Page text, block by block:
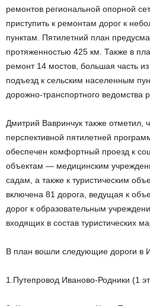
ремонтов региональной опорной
приступить к ремонтам дорог к
пунктам. Пятилетний план
протяженностью 425 км. Также в
ремонт 14 мостов, большая часть
подъезд к сельским населенным
дорожно-транспортного ведомства
Дмитрий Вавринчук также отметил,
перспективной пятилетней
обеспечен комфортный проезд к
объектам — медицинским
садам, а также к туристическим
включена 81 дорога, ведущая к
дорог к образовательным
входящих в состав туристических
В план вошли следующие дороги в
1.Путепровод Иваново-Родники (1